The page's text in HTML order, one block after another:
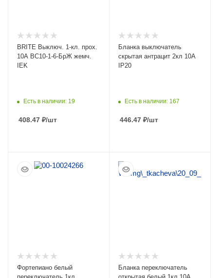
BRITE Выключ. 1-кл. прох.
10А ВС10-1-6-БрЖ жемч.
IEK
Есть в наличии: 19
408.47 ₽/шт
ПОДРОБНЕЕ
Бланка выключатель
скрытая антрацит 2кл 10А
IP20
Есть в наличии: 167
446.47 ₽/шт
Фортепиано белый
Бланка переключатель